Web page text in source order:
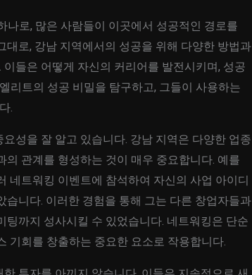
나로, 많은 사람들이 이곳에서 성공적인 경로를
대로, 강남 지역에서의 성공을 위해 다양한 방법과
들은 어떻게 자신의 커리어를 발전시키며, 성공
리트의 성공 비밀을 탐구하고, 그들이 사용하는
.
성을 잘 알고 있습니다. 강남 지역은 다양한 업종
의 관계를 형성하는 것이 매우 중요합니다. 예를
네트워킹 이벤트에 참석하여 자신의 사업 아이디
습니다. 이러한 경험을 통해 그는 다른 창업자들과
팅까지 성사시킬 수 있었습니다. 네트워킹은 단순
기회를 창출하는 중요한 요소로 작용합니다.